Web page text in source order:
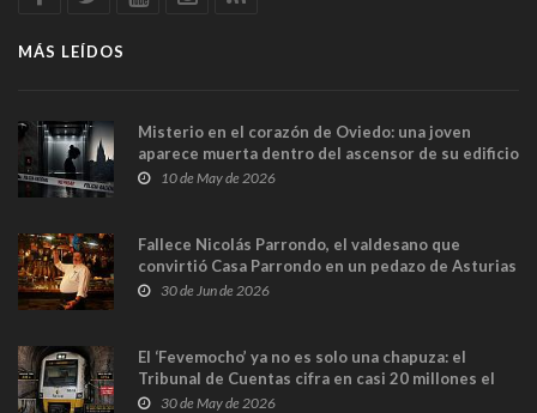
MÁS LEÍDOS
Misterio en el corazón de Oviedo: una joven
aparece muerta dentro del ascensor de su edificio
y las cámaras captan sus últimos minutos
10 de May de 2026
Fallece Nicolás Parrondo, el valdesano que
convirtió Casa Parrondo en un pedazo de Asturias
en Madrid
30 de Jun de 2026
El ‘Fevemocho’ ya no es solo una chapuza: el
Tribunal de Cuentas cifra en casi 20 millones el
sobrecoste de los trenes que no cabían por los
30 de May de 2026